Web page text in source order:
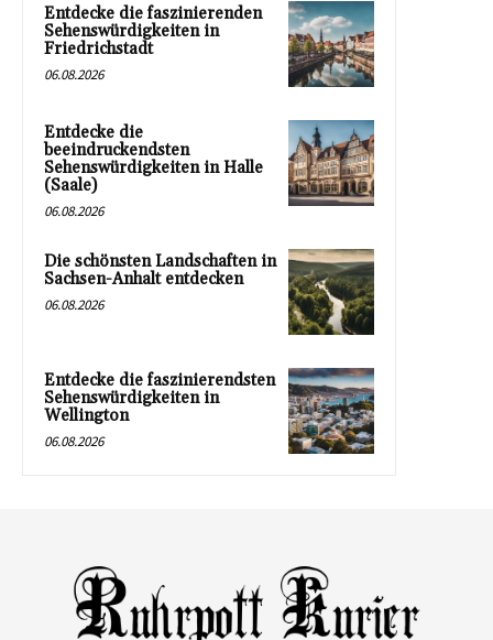
Entdecke die faszinierenden
Sehenswürdigkeiten in
Friedrichstadt
06.08.2026
Entdecke die
beeindruckendsten
Sehenswürdigkeiten in Halle
(Saale)
06.08.2026
Die schönsten Landschaften in
Sachsen-Anhalt entdecken
06.08.2026
Entdecke die faszinierendsten
Sehenswürdigkeiten in
Wellington
06.08.2026